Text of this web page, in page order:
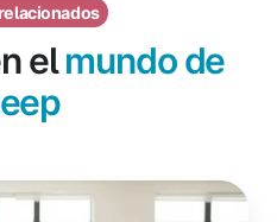
elmundo de